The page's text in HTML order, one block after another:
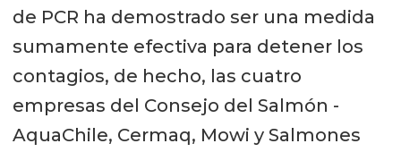
sanitización de espacios públicos
estratégicos de la comuna de
Quellón como postas, Cesfam y
otros definidos en conjunto con el
Departamento de Salud municipal.
de PCR ha demostrado ser una medida
sumamente efectiva para detener los
contagios, de hecho, las cuatro
empresas del Consejo del Salmón -
AquaChile, Cermaq, Mowi y Salmones